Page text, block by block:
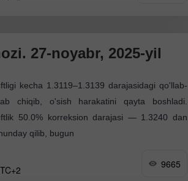
27-noyabr, 2025-yil
kecha 1.3119–1.3139 darajasidagi qo'llab-
chiqib, o'sish harakatini qayta boshladi.
50.0% korreksion darajasi — 1.3240 dan
qilib, bugun
9665